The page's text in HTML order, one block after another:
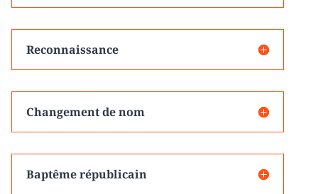
Reconnaissance
Changement de nom
Baptême républicain